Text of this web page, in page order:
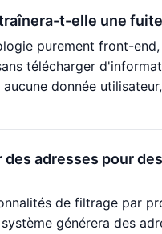
t-elle une
purement front-
télécharger
donnée
adresses pour
de filtrage par
générera des